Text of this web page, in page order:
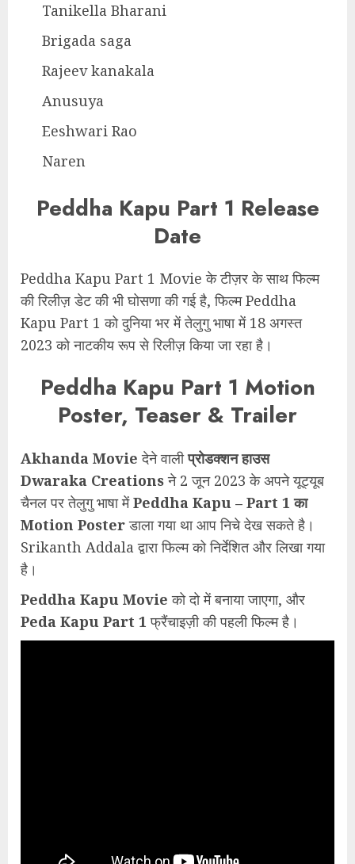
Tanikella Bharani
Brigada saga
Rajeev kanakala
Anusuya
Eeshwari Rao
Naren
Peddha Kapu Part 1 Release
Date
Peddha Kapu Part 1 Movie के टीज़र के साथ फिल्म
की रिलीज़ डेट की भी घोसणा की गई है, फिल्म Peddha
Kapu Part 1 को दुनिया भर में तेलुगु भाषा में 18 अगस्त
2023 को नाटकीय रूप से रिलीज़ किया जा रहा है।
Peddha Kapu Part 1 Motion
Poster, Teaser & Trailer
Akhanda Movie देने वालीप्रोडक्शन हाउस
Dwaraka Creationsने 2 जून 2023 के अपने यूट्यूब
चैनल पर तेलुगु भाषा मेंPeddha Kapu – Part 1 का
Motion Posterडाला गया था आप निचे देख सकते है।
Srikanth Addala द्वारा फिल्म को निर्देशित और लिखा गया
है।
Peddha Kapu Movie को दो में बनाया जाएगा, और
Peda Kapu Part 1 फ्रैंचाइज़ी की पहली फिल्म है।